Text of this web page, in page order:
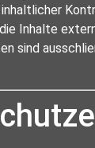
Inhalte
sind